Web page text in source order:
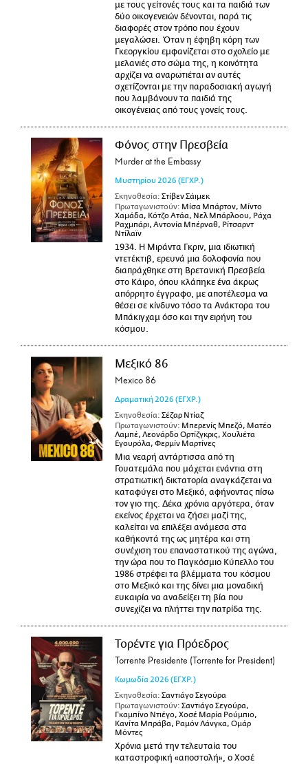
με τους γείτονές τους και τα παιδιά των
δύο οικογενειών δένονται, παρά τις
διαφορές στον τρόπο που έχουν
μεγαλώσει. Όταν η έφηβη κόρη των
Γκεοργκίου εμφανίζεται στο σχολείο με
μελανιές στο σώμα της, η κοινότητα
αρχίζει να αναρωτιέται αν αυτές
σχετίζονται με την παραδοσιακή αγωγή
που λαμβάνουν τα παιδιά της
οικογένειας από τους γονείς τους.
Φόνος στην Πρεσβεία
Murder at the Embassy
Μυστηρίου 2026 (ΕΓΧΡ.)
Σκηνοθεσία: Στίβεν Σάιμεκ
Πρωταγωνιστούν: Μίσα Μπάρτον, Μίντο
Χαμάδα, Κότζο Ατάα, Νελ Μπάρλοου, Ράχα
Ραχμπάρι, Αντονία Μπέρναθ, Ρίτσαρντ
Ντίλαϊν
1934. Η Μιράντα Γκριν, μια ιδιωτική
ντετέκτιβ, ερευνά μια δολοφονία που
διαπράχθηκε στη Βρετανική Πρεσβεία
στο Κάιρο, όπου κλάπηκε ένα άκρως
απόρρητο έγγραφο, με αποτέλεσμα να
θέσει σε κίνδυνο τόσο τα Ανάκτορα του
Μπάκιγχαμ όσο και την ειρήνη του
κόσμου.
Μεξικό 86
Mexico 86
Δραματική 2026 (ΕΓΧΡ.)
Σκηνοθεσία: Σέζαρ Ντίαζ
Πρωταγωνιστούν: Μπερενίς Μπεζό, Ματέο
Λαμπέ, Λεονάρδο Ορτίζγκρις, Χουλιέτα
Εγουρόλα, Φερμίν Μαρτίνες
Μια νεαρή αντάρτισσα από τη
Γουατεμάλα που μάχεται ενάντια στη
στρατιωτική δικτατορία αναγκάζεται να
καταφύγει στο Μεξικό, αφήνοντας πίσω
τον γιο της. Δέκα χρόνια αργότερα, όταν
εκείνος έρχεται να ζήσει μαζί της,
καλείται να επιλέξει ανάμεσα στα
καθήκοντά της ως μητέρα και στη
συνέχιση του επαναστατικού της αγώνα,
την ώρα που το Παγκόσμιο Κύπελλο του
1986 στρέφει τα βλέμματα του κόσμου
στο Μεξικό και της δίνει μια μοναδική
ευκαιρία να αναδείξει τη βία που
συνεχίζει να πλήττει την πατρίδα της.
Τορέντε για Πρόεδρος
Torrente Presidente (Torrente for President)
Κωμωδία 2026 (ΕΓΧΡ.)
Σκηνοθεσία: Σαντιάγο Σεγούρα
Πρωταγωνιστούν: Σαντιάγο Σεγούρα,
Γκαμπίνο Ντιέγο, Χοσέ Μαρία Ρούμπιο,
Κανίτα Μπράβα, Ραμόν Λάνγκα, Ομάρ
Μόντες
Χρόνια μετά την τελευταία του
καταστροφική «αποστολή», ο Χοσέ